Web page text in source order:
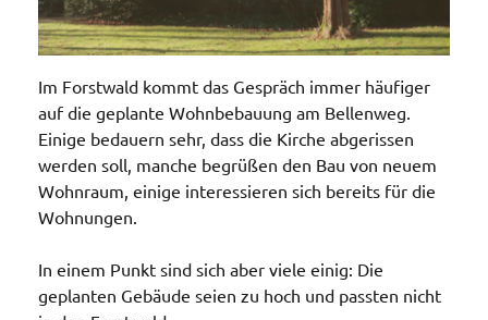
Im Forstwald kommt das Gespräch immer häufiger
auf die geplante Wohnbebauung am Bellenweg.
Einige bedauern sehr, dass die Kirche abgerissen
werden soll, manche begrüßen den Bau von neuem
Wohnraum, einige interessieren sich bereits für die
Wohnungen.
In einem Punkt sind sich aber viele einig: Die
geplanten Gebäude seien zu hoch und passten nicht